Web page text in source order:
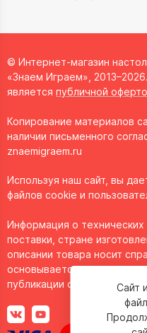
© Интернет-магазин
«Знаем Играем»,
является публичной
Копирование материалов
наличии письменного
znaemigraem.ru
Используя наш сайт, вы
файлов cookie и
Информация о технических
поставки, стране
описании товара носит
основывается на
публикации сведениях.Сайт